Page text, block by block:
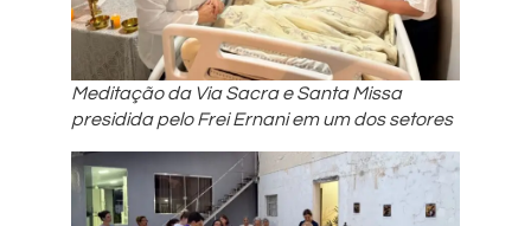
Meditação da Via Sacra e Santa Missa
presidida pelo Frei Ernani em um dos setores